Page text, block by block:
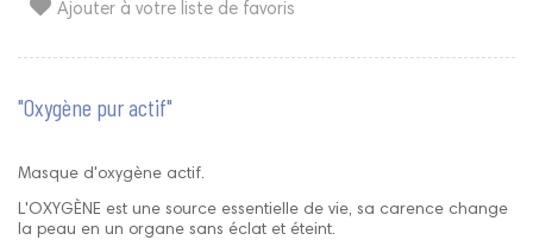
Ajouter à votre liste de favoris
"Oxygène pur actif"
Masque d'oxygène actif.
L'OXYGÈNE est une source essentielle de vie, sa carence change
la peau en un organe sans éclat et éteint.